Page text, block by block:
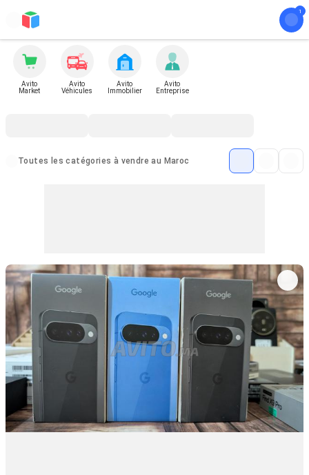
Avito
Market
Avito
Véhicules
Avito
Immobilier
Avito
Entreprise
Toutes les catégories à vendre au Maroc